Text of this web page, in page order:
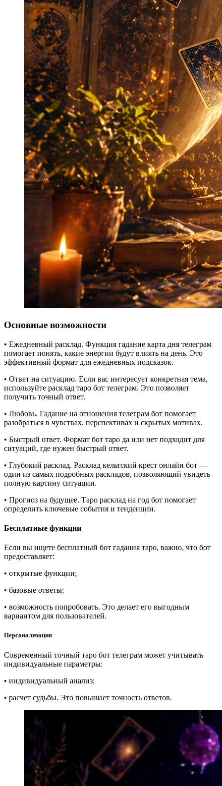
Основные возможности
• Ежедневный расклад. Функция гадание карта дня телеграм
помогает понять, какие энергии будут влиять на день. Это
эффективный формат для ежедневных подсказок.
• Ответ на ситуацию. Если вас интересует конкретная тема,
используйте расклад таро бот телеграм. Это позволяет
получить точный ответ.
• Любовь. Гадание на отношения телеграм бот помогает
разобраться в чувствах, перспективах и скрытых мотивах.
• Быстрый ответ. Формат бот таро да или нет подходит для
ситуаций, где нужен быстрый ответ.
• Глубокий расклад. Расклад кельтский крест онлайн бот —
один из самых подробных раскладов, позволяющий увидеть
полную картину ситуации.
• Прогноз на будущее. Таро расклад на год бот помогает
определить ключевые события и тенденции.
Бесплатные функции
Если вы ищете бесплатный бот гадания таро, важно, что бот
предоставляет:
• открытые функции;
• базовые ответы;
• возможность попробовать. Это делает его выгодным
вариантом для пользователей.
Персонализация
Современный точный таро бот телеграм может учитывать
индивидуальные параметры:
• индивидуальный анализ;
• расчет судьбы. Это повышает точность ответов.